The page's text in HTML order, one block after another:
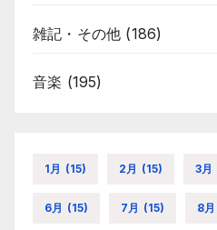
雑記・その他 (186)
音楽 (195)
1月 (15) 2月 (15) 3月
6月 (15) 7月 (15) 8月